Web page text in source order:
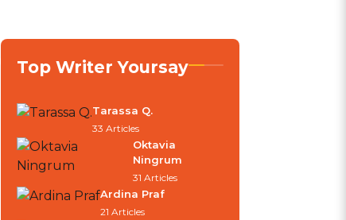
Top Writer Yoursay
Tarassa Q.
33 Articles
Oktavia
Ningrum
31 Articles
Ardina Praf
21 Articles